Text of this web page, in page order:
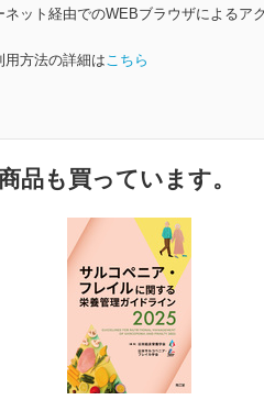
ット経由でのWEBブラウザによるア
方法の詳細はこちら
品も買っています。